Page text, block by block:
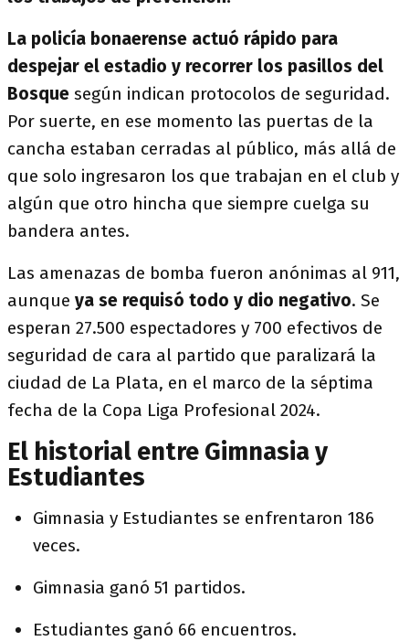
La policía bonaerense actuó rápido para
despejar el estadio y recorrer los pasillos del
Bosque según indican protocolos de seguridad.
Por suerte, en ese momento las puertas de la
cancha estaban cerradas al público, más allá de
que solo ingresaron los que trabajan en el club y
algún que otro hincha que siempre cuelga su
bandera antes.
Las amenazas de bomba fueron anónimas al 911,
aunque ya se requisó todo y dio negativo. Se
esperan 27.500 espectadores y 700 efectivos de
seguridad de cara al partido que paralizará la
ciudad de La Plata, en el marco de la séptima
fecha de la Copa Liga Profesional 2024.
El historial entre Gimnasia y
Estudiantes
Gimnasia y Estudiantes se enfrentaron 186
veces.
Gimnasia ganó 51 partidos.
Estudiantes ganó 66 encuentros.